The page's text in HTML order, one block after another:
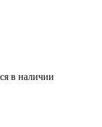
в наличии